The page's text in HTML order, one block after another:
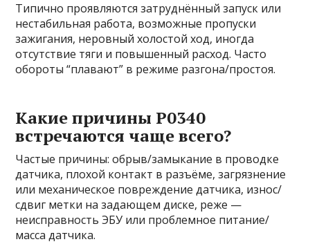
Типично проявляются затруднённый запуск или
нестабильная работа, возможные пропуски
зажигания, неровный холостой ход, иногда
отсутствие тяги и повышенный расход. Часто
обороты “плавают” в режиме разгона/простоя.
Какие причины P0340
встречаются чаще всего?
Частые причины: обрыв/замыкание в проводке
датчика, плохой контакт в разъёме, загрязнение
или механическое повреждение датчика, износ/
сдвиг метки на задающем диске, реже —
неисправность ЭБУ или проблемное питание/
масса датчика.